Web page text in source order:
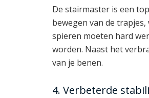
De stairmaster is een
bewegen van de
spieren moeten hard
worden. Naast het
van je benen.
4. Verbeterde